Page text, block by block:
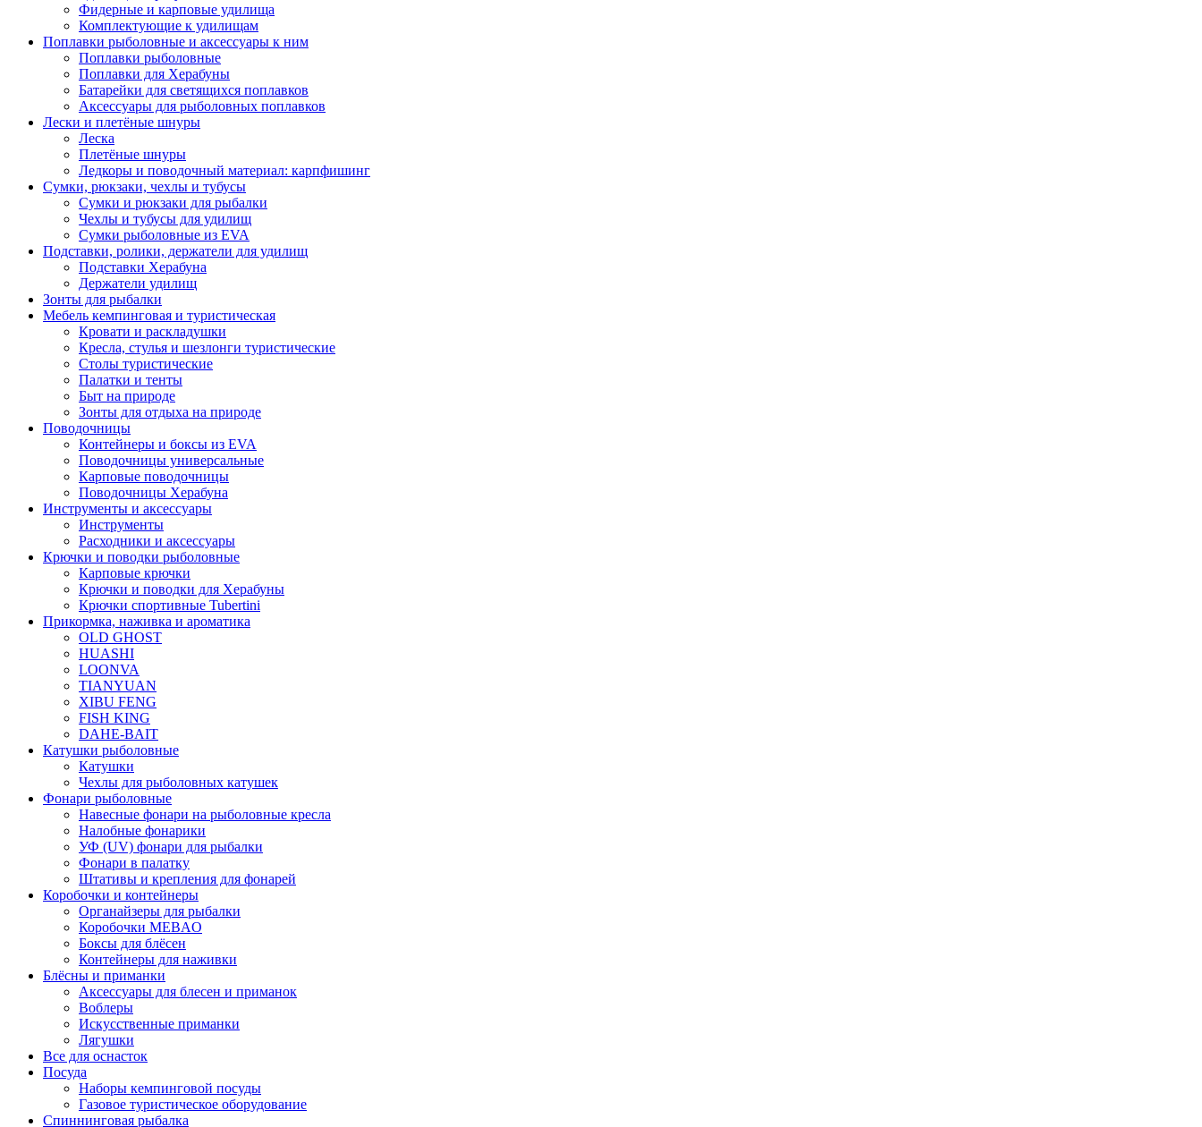
Фидерные и карповые удилища
Комплектующие к удилищам
Поплавки рыболовные и аксессуары к ним
Поплавки рыболовные
Поплавки для Херабуны
Батарейки для светящихся поплавков
Аксессуары для рыболовных поплавков
Лески и плетёные шнуры
Леска
Плетёные шнуры
Ледкоры и поводочный материал: карпфишинг
Сумки, рюкзаки, чехлы и тубусы
Сумки и рюкзаки для рыбалки
Чехлы и тубусы для удилищ
Сумки рыболовные из EVA
Подставки, ролики, держатели для удилищ
Подставки Херабуна
Держатели удилищ
Зонты для рыбалки
Мебель кемпинговая и туристическая
Кровати и раскладушки
Кресла, стулья и шезлонги туристические
Столы туристические
Палатки и тенты
Быт на природе
Зонты для отдыха на природе
Поводочницы
Контейнеры и боксы из EVA
Поводочницы универсальные
Карповые поводочницы
Поводочницы Херабуна
Инструменты и аксессуары
Инструменты
Расходники и аксессуары
Крючки и поводки рыболовные
Карповые крючки
Крючки и поводки для Херабуны
Крючки спортивные Tubertini
Прикормка, наживка и ароматика
OLD GHOST
HUASHI
LOONVA
TIANYUAN
XIBU FENG
FISH KING
DAHE-BAIT
Катушки рыболовные
Катушки
Чехлы для рыболовных катушек
Фонари рыболовные
Навесные фонари на рыболовные кресла
Налобные фонарики
УФ (UV) фонари для рыбалки
Фонари в палатку
Штативы и крепления для фонарей
Коробочки и контейнеры
Органайзеры для рыбалки
Коробочки MEBAO
Боксы для блёсен
Контейнеры для наживки
Блёсны и приманки
Аксессуары для блесен и приманок
Воблеры
Искусственные приманки
Лягушки
Все для оснасток
Посуда
Наборы кемпинговой посуды
Газовое туристическое оборудование
Спиннинговая рыбалка